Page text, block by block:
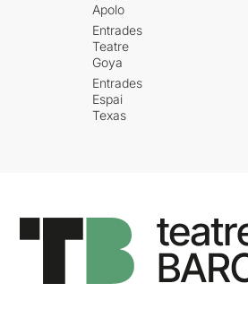
Apolo
Entrades
Teatre
Goya
Entrades
Espai
Texas